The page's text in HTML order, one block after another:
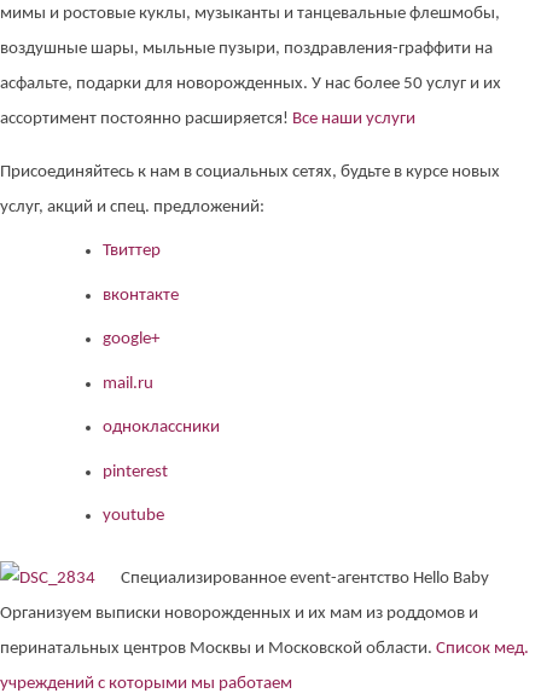
мимы и ростовые куклы, музыканты и танцевальные флешмобы,
воздушные шары, мыльные пузыри, поздравления-граффити на
асфальте, подарки для новорожденных. У нас более 50 услуг и их
ассортимент постоянно расширяется! Все наши услуги
Присоединяйтесь к нам в социальных сетях, будьте в курсе новых
услуг, акций и спец. предложений:
Твиттер
вконтакте
google+
mail.ru
одноклассники
pinterest
youtube
Специализированное event-агентство Hello Baby
Организуем выписки новорожденных и их мам из роддомов и
перинатальных центров Москвы и Московской области. Список мед.
учреждений с которыми мы работаем